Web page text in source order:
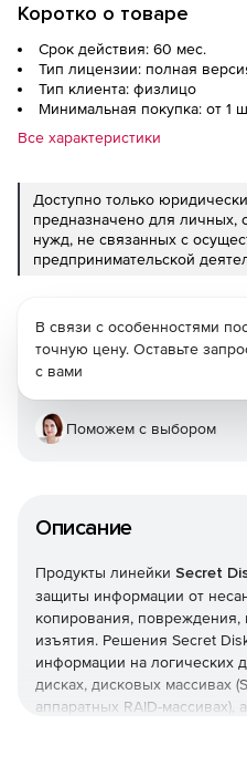
Коротко о товаре
Срок действия: 60 мес.
Тип лицензии: полная
Тип клиента: физлицо
Минимальная покупка: от 1
Все характеристики
Доступно только
предназначено для
нужд, не связанных с
предпринимательской
Описание
Продукты линейки Secret
защиты информации от
копирования, повреждения,
изъятия. Решения Secret
информации на логических
дисках, дисковых массивах
аппаратных RAID-массивах),
В связи с особенностями
точную цену. Оставьте
с вами
Поможем с выбором